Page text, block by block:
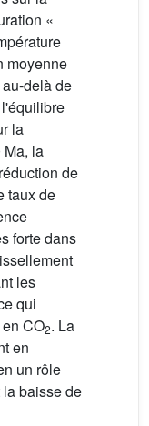
«
moyenne
delà de
la
la
de
taux de
forte dans
les
qui
CO2. La
en
un rôle
baisse de